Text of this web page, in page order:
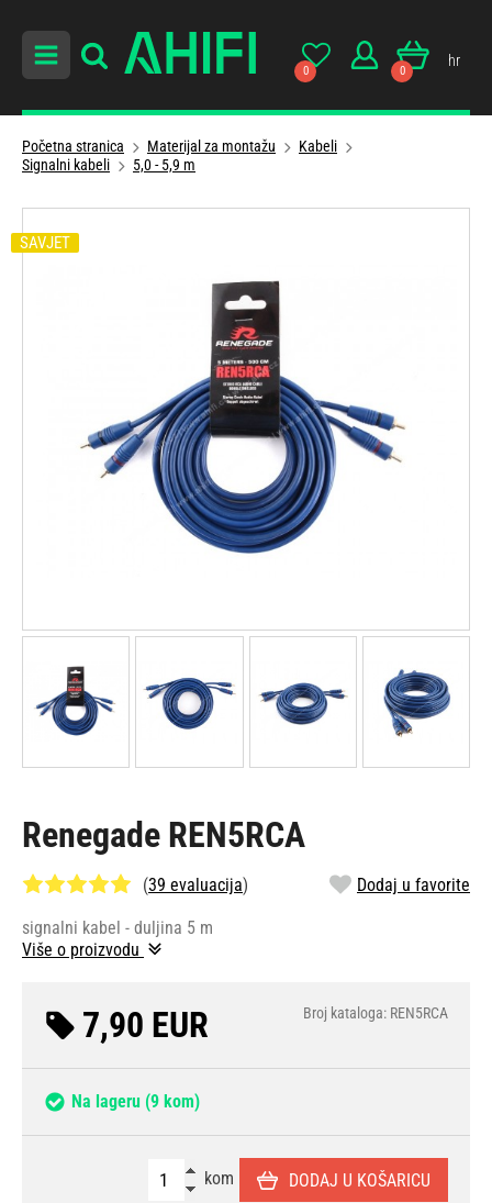
0 0
hr
Početna stranica Materijal za montažu
Kabeli
Signalni kabeli
5,0 - 5,9 m
Renegade REN5RCA
(39 evaluacija) Dodaj u favorite
signalni kabel - duljina 5 m
Više o proizvodu
7,90 EUR Broj kataloga: REN5RCA
Na lageru (9 kom)
kom DODAJ U KOŠARICU
SAVJET